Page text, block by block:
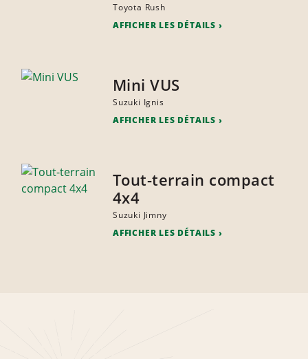
Toyota Rush
AFFICHER LES DÉTAILS
Mini VUS
Suzuki Ignis
AFFICHER LES DÉTAILS
Tout-terrain compact
4x4
Suzuki Jimny
AFFICHER LES DÉTAILS